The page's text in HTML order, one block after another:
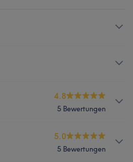
4.8
5 Bewertungen
5.0
5 Bewertungen